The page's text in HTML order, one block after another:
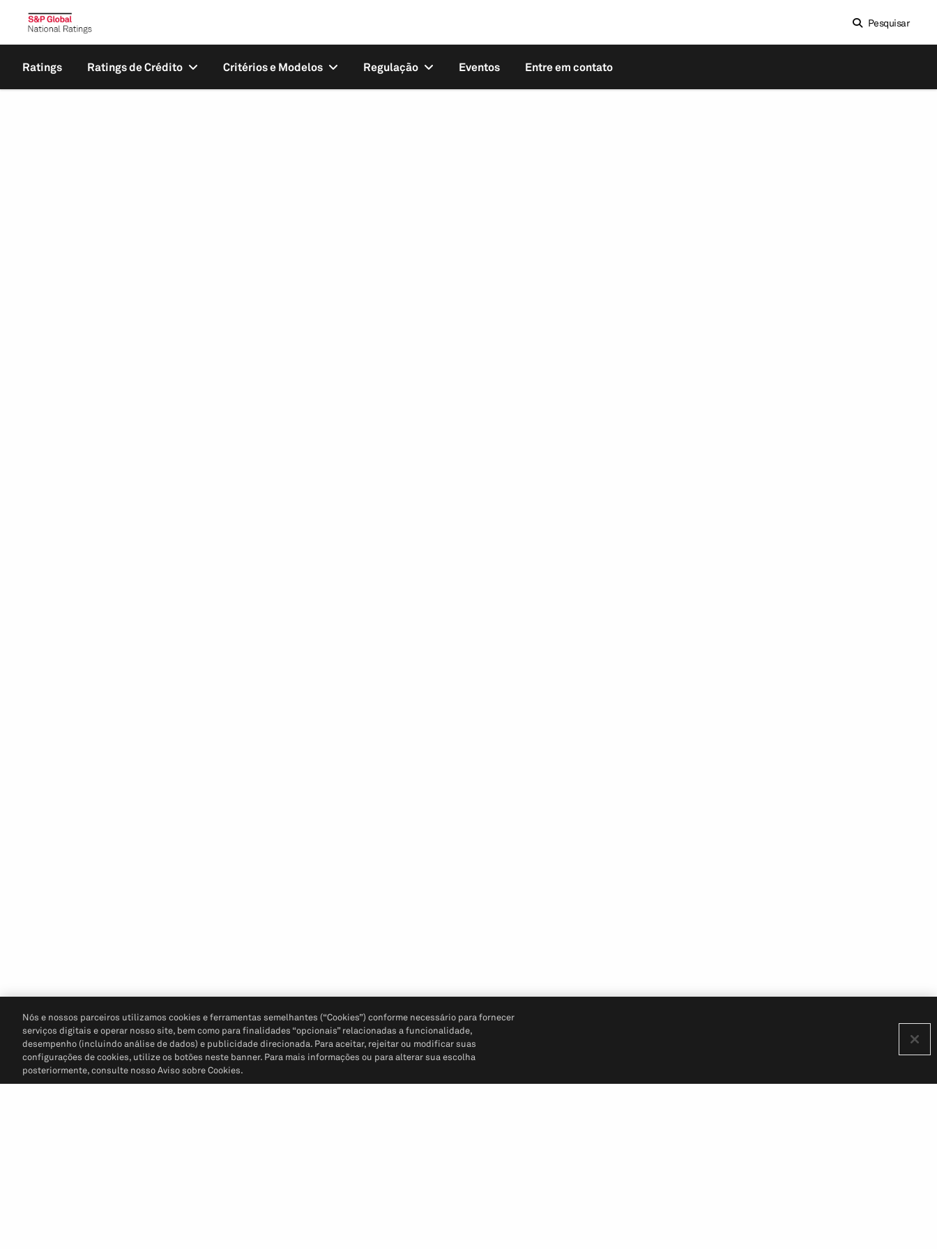
Pesquisar
Ratings Ratings de Crédito Critérios e Modelos Regulação Eventos Entre em contato
Nós e nossos parceiros utilizamos cookies e ferramentas semelhantes (“Cookies”) conforme necessário para fornecer
serviços digitais e operar nosso site, bem como para finalidades “opcionais” relacionadas a funcionalidade,
desempenho (incluindo análise de dados) e publicidade direcionada. Para aceitar, rejeitar ou modificar suas
configurações de cookies, utilize os botões neste banner. Para mais informações ou para alterar sua escolha
posteriormente, consulte nosso Aviso sobre Cookies.